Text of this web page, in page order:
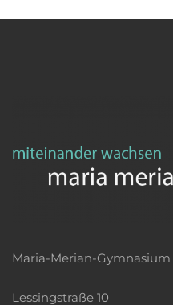
Maria-Merian-Gymnasium
Lessingstraße 10